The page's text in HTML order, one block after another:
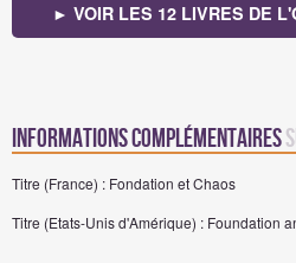
► VOIR LES 12 LIVRES DE
Informations complémentaires
Titre (France) : Fondation et Chaos
Titre (Etats-Unis d'Amérique) : Foundation